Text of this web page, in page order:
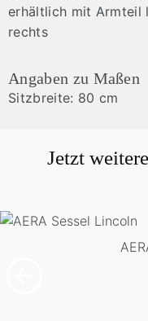
erhältlich mit Armteil
rechts
Angaben zu Maßen
Sitzbreite: 80 cm
Jetzt